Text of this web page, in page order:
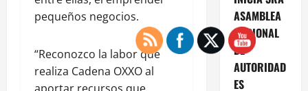
pequeños negocios.
“Reconozco la labor que
realiza Cadena OXXO al
ASAMBLEA
NACIONAL
DE
AUTORIDAD
ES